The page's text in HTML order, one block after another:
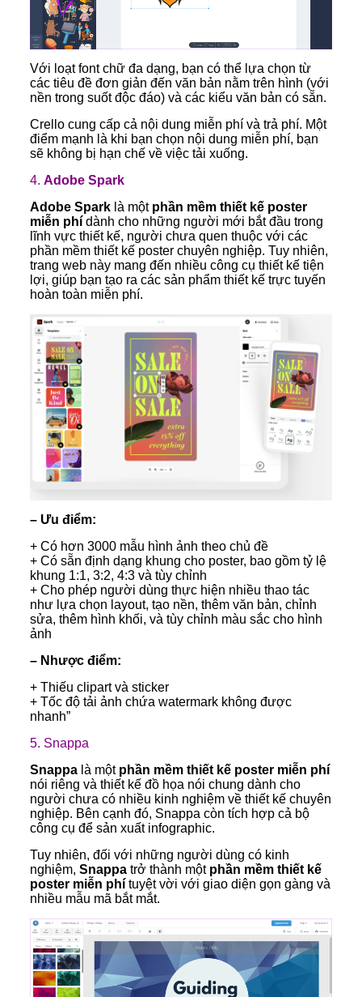
Với loạt font chữ đa dạng, bạn có thể lựa chọn từ
các tiêu đề đơn giản đến văn bản nằm trên hình (với
nền trong suốt độc đáo) và các kiểu văn bản có sẵn.
Crello cung cấp cả nội dung miễn phí và trả phí. Một
điểm mạnh là khi bạn chọn nội dung miễn phí, bạn
sẽ không bị hạn chế về việc tải xuống.
4. Adobe Spark
Adobe Sparklà một phần mềm thiết kế poster
miễn phídành cho những người mới bắt đầu trong
lĩnh vực thiết kế, người chưa quen thuộc với các
phần mềm thiết kế poster chuyên nghiệp. Tuy nhiên,
trang web này mang đến nhiều công cụ thiết kế tiện
lợi, giúp bạn tạo ra các sản phẩm thiết kế trực tuyến
hoàn toàn miễn phí.
– Ưu điểm:
+ Có hơn 3000 mẫu hình ảnh theo chủ đề
+ Có sẵn định dạng khung cho poster, bao gồm tỷ lệ
khung 1:1, 3:2, 4:3 và tùy chỉnh
+ Cho phép người dùng thực hiện nhiều thao tác
như lựa chọn layout, tạo nền, thêm văn bản, chỉnh
sửa, thêm hình khối, và tùy chỉnh màu sắc cho hình
ảnh
– Nhược điểm:
+ Thiếu clipart và sticker
+ Tốc độ tải ảnh chứa watermark không được
nhanh”
5. Snappa
Snappalà một phần mềm thiết kế poster miễn phí
nói riêng và thiết kế đồ họa nói chung dành cho
người chưa có nhiều kinh nghiệm về thiết kế chuyên
nghiệp. Bên cạnh đó, Snappa còn tích hợp cả bộ
công cụ để sản xuất infographic.
Tuy nhiên, đối với những người dùng có kinh
nghiệm, Snappatrở thành một phần mềm thiết kế
poster miễn phítuyệt vời với giao diện gọn gàng và
nhiều mẫu mã bắt mắt.